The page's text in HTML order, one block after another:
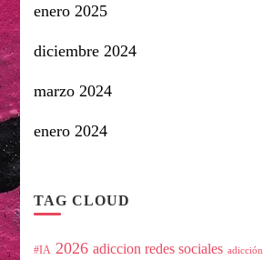
enero 2025
diciembre 2024
marzo 2024
enero 2024
TAG CLOUD
#IA 2026 adiccion redes sociales adicción